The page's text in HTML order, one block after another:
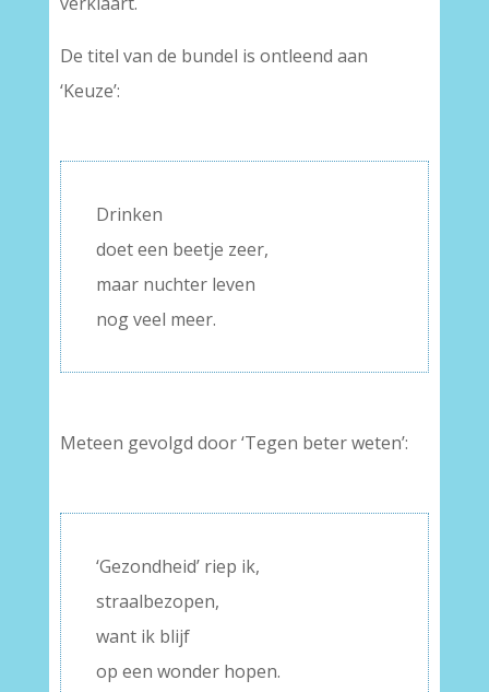
De titel van de bundel is ontleend aan
‘Keuze’:
Drinken
doet een beetje zeer,
maar nuchter leven
nog veel meer.
Meteen gevolgd door ‘Tegen beter weten’:
‘Gezondheid’ riep ik,
straalbezopen,
want ik blijf
op een wonder hopen.